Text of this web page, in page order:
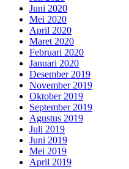
Juni 2020
Mei 2020
April 2020
Maret 2020
Februari 2020
Januari 2020
Desember 2019
November 2019
Oktober 2019
September 2019
Agustus 2019
Juli 2019
Juni 2019
Mei 2019
April 2019